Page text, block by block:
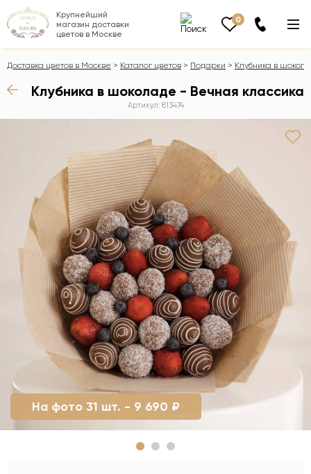
Крупнейший
магазин доставки
цветов в Москве
0
Доставка цветов в Москве Каталог цветов Подарки Клубника в
Клубника в шоколаде - Вечная классика
Артикул: 813474
На фото 31 шт. - 9 690 ₽